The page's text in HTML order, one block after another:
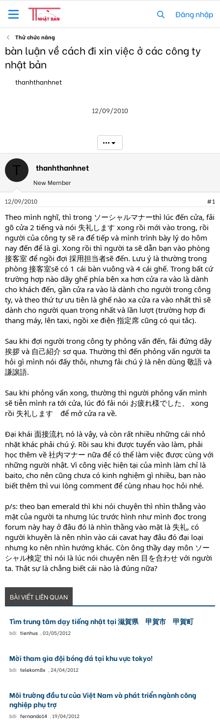
Đăng nhập
Thử chức năng
bàn luận về cách đi xin việc ở các công ty
nhật bản
h
r
t
r
thanhthanhnet
12/09/2010
•••
T thanhthanhnet
New Member
12/09/2010 #1
Theo mình nghĩ, thì trong ソーシャルマナーthì lúc đến cửa, fải
gõ cửa 2 tiếng và nói 失礼します xong rồi mới vào trong, rồi
người của công ty sẽ ra để tiếp và mình trình bày lý do hôm
nay đến để là gì. Xong rồi thì người ta sẽ dẫn bạn vào phòng
接客室 để ngồi đợi 採用担当者sẽ đến. Lưu ý là thường trong
phòng 接客室sẽ có 1 cái bàn vuông và 4 cái ghế. Trong bất cứ
trường hợp nào dãy ghế phía bên xa hơn cửa ra vào là dành
cho khách đến, gần cửa ra vào là dành cho người trong công
ty, và theo thứ tự ưu tiên là ghế nào xa cửa ra vào nhất thì sẽ
dành cho người quan trọng nhất và lần lượt (trường hợp đi
thang máy, lên taxi, ngồi xe điện 指定席 cũng có qui tắc).
Sau khi đợi người trong công ty phỏng vấn đến, fải đứng dậy
挨拶 và 自己紹介 sơ qua. Thường thì đến phỏng vấn người ta
hỏi gì mình nói đấy thôi, nhưng fải chú ý là nên dùng 敬語 và
謙譲語.
Sau khi phỏng vấn xong, thường thì người phỏng vấn mình
sẽ tiễn mình ra tới cửa, lúc đó fải nói お疲れ様でした、 xong
rồi 失礼します để mở cửa ra về.
Đại khái 面接流れ nó là vậy, và còn rất nhiều những cái nhỏ
nhặt khác phải chú ý. Rồi sau khi được tuyển vào làm, phải
học thêm về 社内マナー nữa để có thể làm việc được cùng với
những người nhật. Vì công việc hiện tại của mình làm chỉ là
baito, cho nên cũng chưa có kinh nghiệm gì nhiều, bạn nào
biết thêm thì vui lòng comment để cùng nhau học hỏi nhé.
p/s: theo bạn emerald thì khi nói chuyện thì nhìn thẳng vào
mặt của người ta nhưng lúc trước hình như mình đọc trong
forum này hay ở đâu đó là nhìn thằng vào mặt là 失礼, có
người khuyên là nên nhìn vào cái cavat hay đâu đó đại loại
nhưng ko nên nhìn hướng khác. Còn ông thầy dạy môn ソー
シャル検定 thì nói là lúc nói chuyện nên 目を合わせ với người
ta. Thật sự là chẳng biết cái nào là đúng nữa?
BÀI VIẾT LIÊN QUAN
Tìm trung tâm dạy tiếng nhật tại 滋賀県 甲賀市 甲賀町
bởi tienhus , 03/05/2012
Mời tham gia đội bóng đá tại khu vực tokyo!
bởi telekom8x , 24/04/2012
Môi trường đầu tư của Việt Nam và phát triển ngành công
nghiệp phụ trợ
bởi fernando14 , 19/04/2012